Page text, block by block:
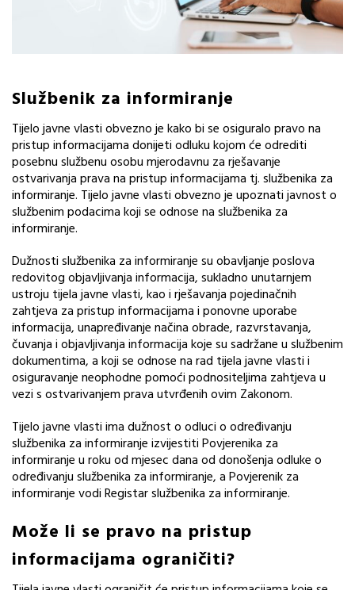
Službenik za informiranje
Tijelo javne vlasti obvezno je kako bi se osiguralo pravo na
pristup informacijama donijeti odluku kojom će odrediti
posebnu službenu osobu mjerodavnu za rješavanje
ostvarivanja prava na pristup informacijama tj. službenika za
informiranje. Tijelo javne vlasti obvezno je upoznati javnost o
službenim podacima koji se odnose na službenika za
informiranje.
Dužnosti službenika za informiranje su obavljanje poslova
redovitog objavljivanja informacija, sukladno unutarnjem
ustroju tijela javne vlasti, kao i rješavanja pojedinačnih
zahtjeva za pristup informacijama i ponovne uporabe
informacija, unapređivanje načina obrade, razvrstavanja,
čuvanja i objavljivanja informacija koje su sadržane u službenim
dokumentima, a koji se odnose na rad tijela javne vlasti i
osiguravanje neophodne pomoći podnositeljima zahtjeva u
vezi s ostvarivanjem prava utvrđenih ovim Zakonom.
Tijelo javne vlasti ima dužnost o odluci o određivanju
službenika za informiranje izvijestiti Povjerenika za
informiranje u roku od mjesec dana od donošenja odluke o
određivanju službenika za informiranje, a Povjerenik za
informiranje vodi Registar službenika za informiranje.
Može li se pravo na pristup
informacijama ograničiti?